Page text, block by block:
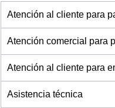
Atención al cliente para
Atención comercial para
Atención al cliente para
Asistencia técnica